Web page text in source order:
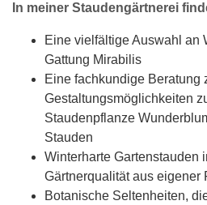
In meiner Staudengärtnerei
Eine vielfältige Auswahl an
Gattung Mirabilis
Eine fachkundige Beratung
Gestaltungsmöglichkeiten
Staudenpflanze
Stauden
Winterharte Gartenstauden
Gärtnerqualität aus eigener
Botanische Seltenheiten,